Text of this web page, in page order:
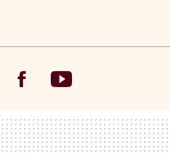
FacebookYoutube